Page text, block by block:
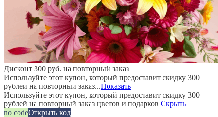
Дисконт 300 руб. на повторный заказ
Используйте этот купон, который предоставит скидку 300
рублей на повторный заказ...Показать
Используйте этот купон, который предоставит скидку 300
рублей на повторный заказ цветов и подарков Скрыть
no codeОткрыть код